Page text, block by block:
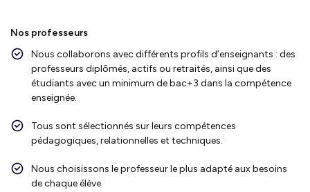
Nos professeurs
Nous collaborons avec différents profils d’enseignants : des
professeurs diplômés, actifs ou retraités, ainsi que des
étudiants avec un minimum de bac+3 dans la compétence
enseignée.
Tous sont sélectionnés sur leurs compétences
pédagogiques, relationnelles et techniques.
Nous choisissons le professeur le plus adapté aux besoins
de chaque élève